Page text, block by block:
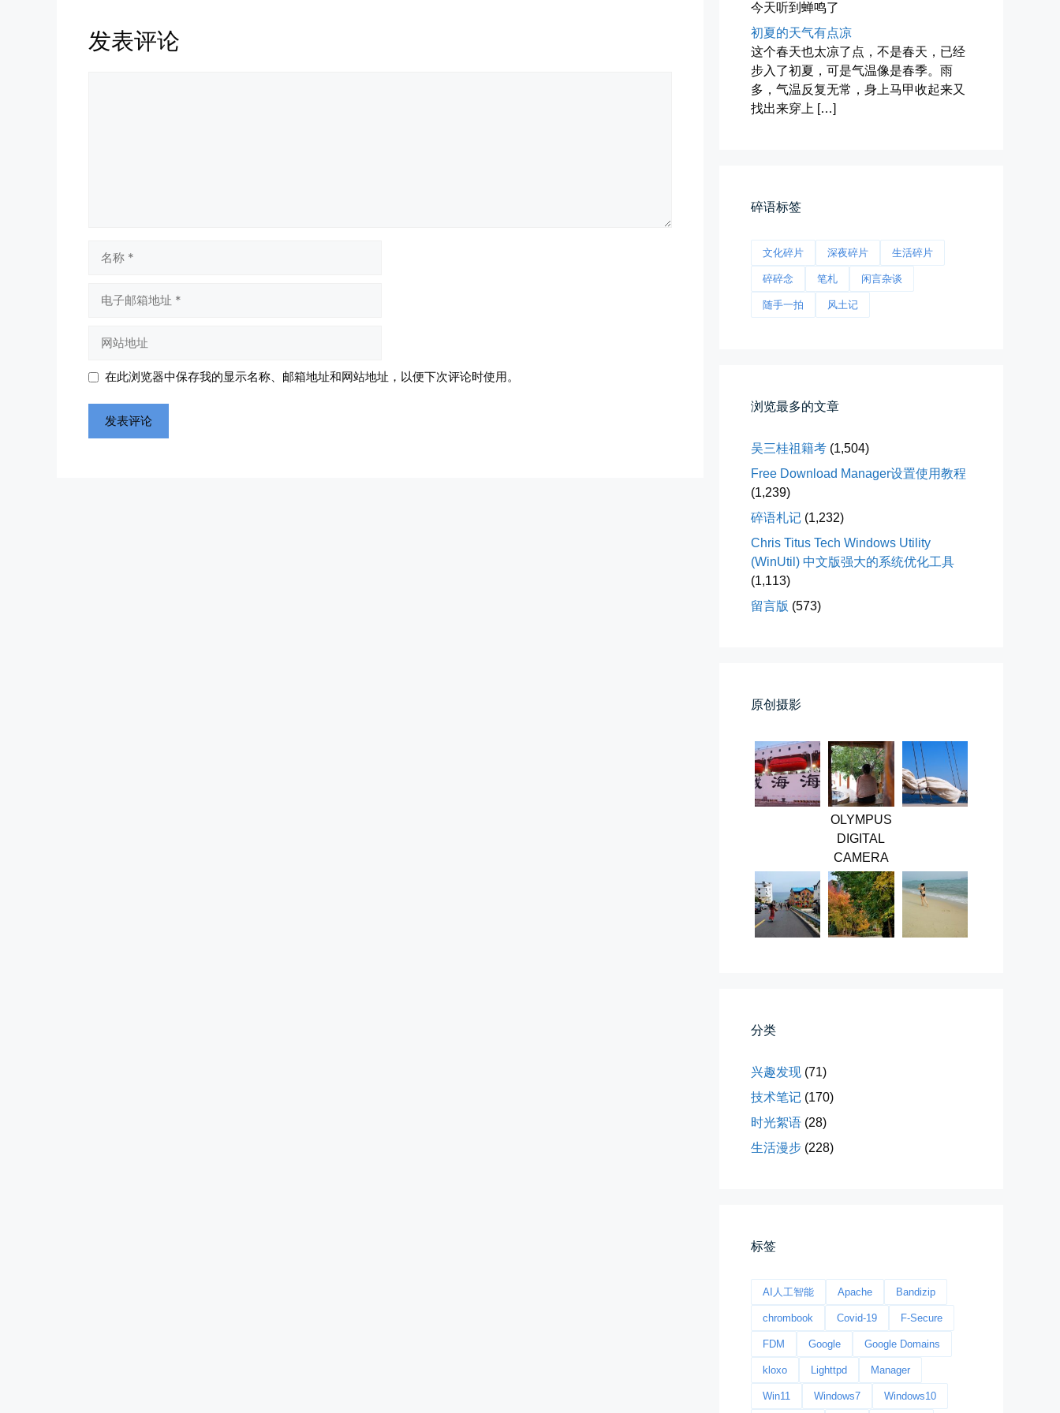
发表评论
址
址
在此浏览器中保存我的显示名称、邮箱地址和网站地址，以便下次评论时使用。
📅 04-27 19:30 👤 Zairun
从马化腾模仿ICQ的OICQ时...
落雪音乐下载，最稳定音乐源（推...
春雪挂树枝
早晨在厨房时一抬头，看到窗外已...
第一次AI视频创作手记
第一次用AI做视频，我把许嵩歌...
👤 Zairun
📅 03-20 06:35
影子是我的情人
今天听到蝉鸣了
初夏的天气有点凉
这个春天也太凉了点，不是春天，已经
步入了初夏，可是气温像是春季。雨
多，气温反复无常，身上马甲收起来又
找出来穿上 […]
碎语标签
文化碎片 深夜碎片 生活碎片
碎碎念 笔札 闲言杂谈
随手一拍 风土记
浏览最多的文章
吴三桂祖籍考 (1,504)
Free Download Manager设置使用教程
(1,239)
碎语札记 (1,232)
Chris Titus Tech Windows Utility
(WinUtil) 中文版强大的系统优化工具
(1,113)
留言版 (573)
原创摄影
OLYMPUS
DIGITAL
CAMERA
分类
兴趣发现 (71)
技术笔记 (170)
时光絮语 (28)
生活漫步 (228)
标签
AI人工智能 Apache Bandizip
chrombook Covid-19 F-Secure
FDM Google Google Domains
kloxo Lighttpd Manager
Win11 Windows7 Windows10